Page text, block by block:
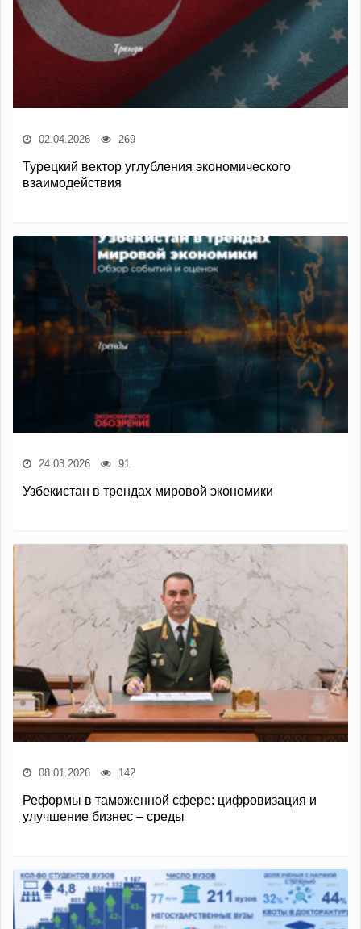
02.04.2026 269
Турецкий вектор углубления экономического
взаимодействия
24.03.2026 91
Узбекистан в трендах мировой экономики
08.01.2026 142
Реформы в таможенной сфере: цифровизация и
улучшение бизнес – среды